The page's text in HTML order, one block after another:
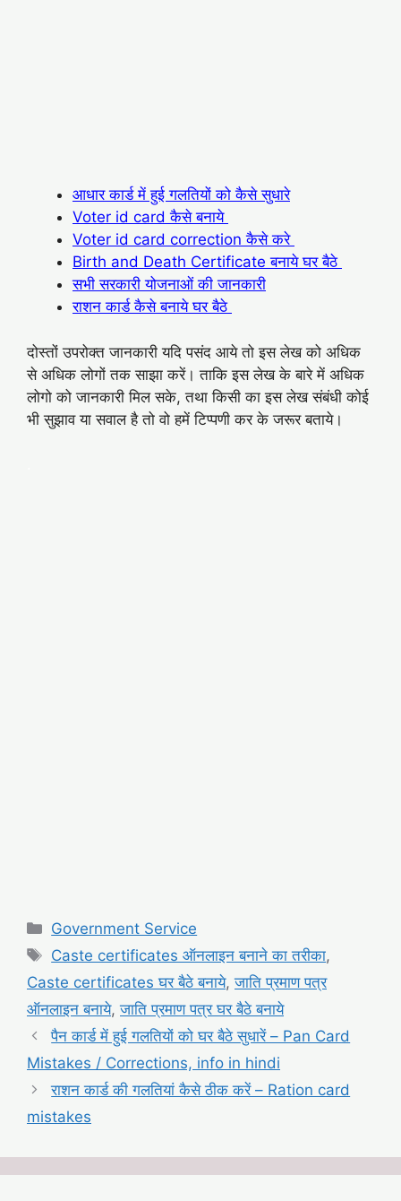
आधार कार्ड में हुई गलतियों को कैसे सुधारे
Voter id card कैसे बनाये
Voter id card correction कैसे करे
Birth and Death Certificate बनाये घर बैठे
सभी सरकारी योजनाओं की जानकारी
राशन कार्ड कैसे बनाये घर बैठे
दोस्तों उपरोक्त जानकारी यदि पसंद आये तो इस लेख को अधिक
से अधिक लोगों तक साझा करें। ताकि इस लेख के बारे में अधिक
लोगो को जानकारी मिल सके, तथा किसी का इस लेख संबंधी कोई
भी सुझाव या सवाल है तो वो हमें टिप्पणी कर के जरूर बताये।
Categories
Government Service
Tags
Caste certificates ऑनलाइन बनाने का तरीका,
Caste certificates घर बैठे बनाये,जाति प्रमाण पत्र
ऑनलाइन बनाये,जाति प्रमाण पत्र घर बैठे बनाये
पैन कार्ड में हुई गलतियों को घर बैठे सुधारें – Pan Card
Mistakes / Corrections, info in hindi
राशन कार्ड की गलतियां कैसे ठीक करें – Ration card
mistakes